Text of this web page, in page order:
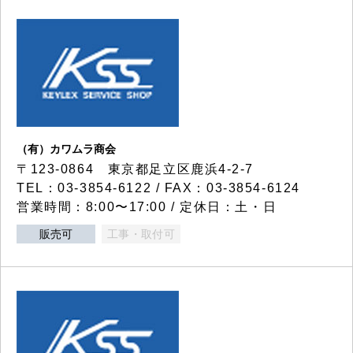
（有）カワムラ商会
〒123-0864 東京都足立区鹿浜4-2-7
TEL：03-3854-6122 / FAX：03-3854-6124
営業時間：8:00〜17:00 / 定休日：土・日
販売可 工事・取付可